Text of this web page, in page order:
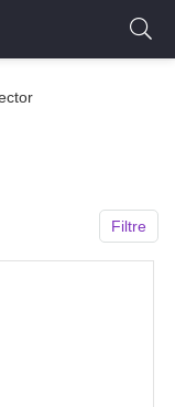
Filtre